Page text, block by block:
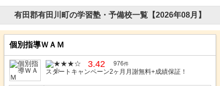
有田郡有田川町の学習塾・予備校一覧【2026年08月】
個別指導ＷＡＭ
3.42 976件
スタートキャンペーン2ヶ月月謝無料+成績保証！